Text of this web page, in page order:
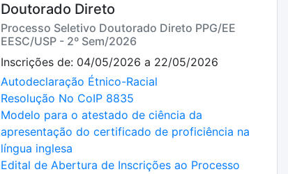
Doutorado Direto
Processo Seletivo Doutorado Direto PPG/EE
EESC/USP - 2º Sem/2026
Inscrições de: 04/05/2026 a 22/05/2026
Autodeclaração Étnico-Racial
Resolução No CoIP 8835
Modelo para o atestado de ciência da
apresentação do certificado de proficiência na
língua inglesa
Edital de Abertura de Inscrições ao Processo